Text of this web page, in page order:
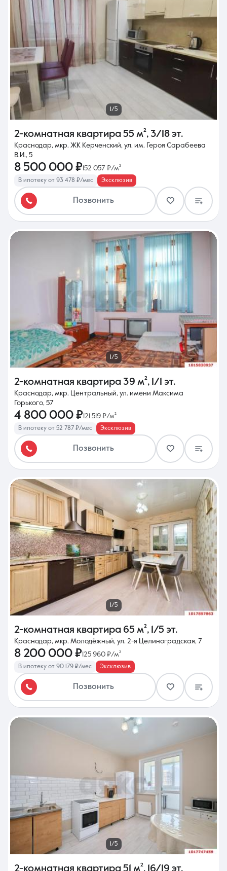
1/5
2-комнатная квартира 55 м², 3/18 эт.
Краснодар, мкр. ЖК Керченский, ул. им. Героя Сарабеева
В.И., 5
8 500 000 ₽152 057 ₽/м²
В ипотеку от 93 478 ₽/мес Эксклюзив
Позвонить
1/5
2-комнатная квартира 39 м², 1/1 эт.
Краснодар, мкр. Центральный, ул. имени Максима
Горького, 57
4 800 000 ₽ 121 519 ₽/м²
В ипотеку от 52 787 ₽/мес Эксклюзив
Позвонить
1/5
2-комнатная квартира 65 м², 1/5 эт.
Краснодар, мкр. Молодёжный, ул. 2-я Целиноградская, 7
8 200 000 ₽ 125 960 ₽/м²
В ипотеку от 90 179 ₽/мес Эксклюзив
Позвонить
1/5
2-комнатная квартира 51 м², 16/19 эт.